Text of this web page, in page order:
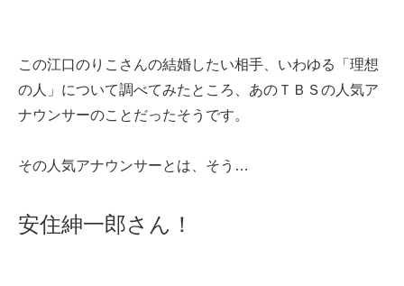
この江口のりこさんの結婚したい相手、いわゆる「理想
の人」について調べてみたところ、あのＴＢＳの人気ア
ナウンサーのことだったそうです。
その人気アナウンサーとは、そう…
安住紳一郎さん！